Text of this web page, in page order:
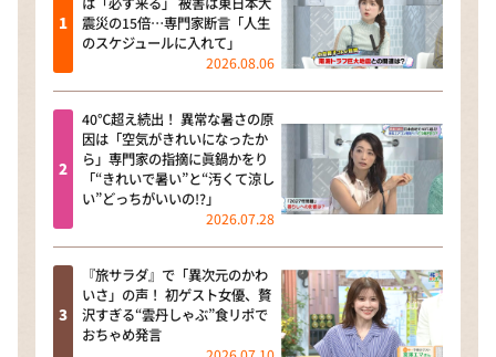
震災の15倍…専門家断言「人生
のスケジュールに入れて」
2026.08.06
40℃超え続出！ 異常な暑さの原
因は「空気がきれいになったか
ら」専門家の指摘に眞鍋かをり
「“きれいで暑い”と“汚くて涼し
い”どっちがいいの!?」
2026.07.28
『旅サラダ』で「異次元のかわ
いさ」の声！ 初ゲスト女優、贅
沢すぎる“雲丹しゃぶ”食リポで
おちゃめ発言